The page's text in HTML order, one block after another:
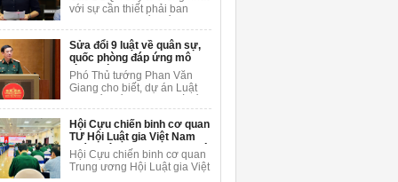
trường AI.
làm vì lợi ích chung
với sự cần thiết phải ban
một số điều của Luật Trách
nhiệm bồi thường của Nhà
nước.
Sửa đổi 9 luật về quân sự,
quốc phòng đáp ứng mô
hình chính quyền 2 cấp
Phó Thủ tướng Phan Văn
Giang cho biết, dự án Luật
của 9 luật về quân sự, quốc
phòng sửa đổi các quy định
liên quan đến sắp xếp tổ
chức bộ máy và xử lý các vấn
đề cấp bách phát sinh trong
thực tiễn.
Hội Cựu chiến binh cơ quan
TƯ Hội Luật gia Việt Nam
quán triệt Nghị quyết Đại hội
VIII
Hội Cựu chiến binh cơ quan
Trung ương Hội Luật gia Việt